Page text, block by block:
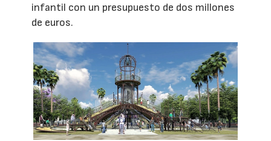
infantil con un presupuesto de dos millones
de euros.